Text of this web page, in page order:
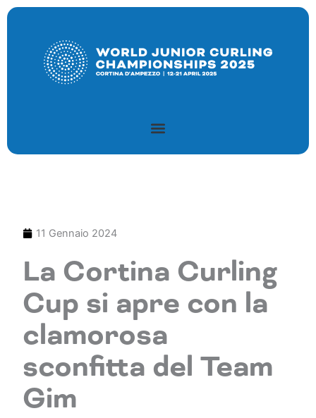
Vai
11 Gennaio 2024
La Cortina Curling
Cup si apre con la
clamorosa
sconfitta del Team
Gim